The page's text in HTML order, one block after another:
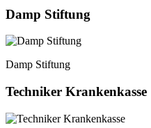
Damp Stiftung
Damp Stiftung
Techniker Krankenkasse